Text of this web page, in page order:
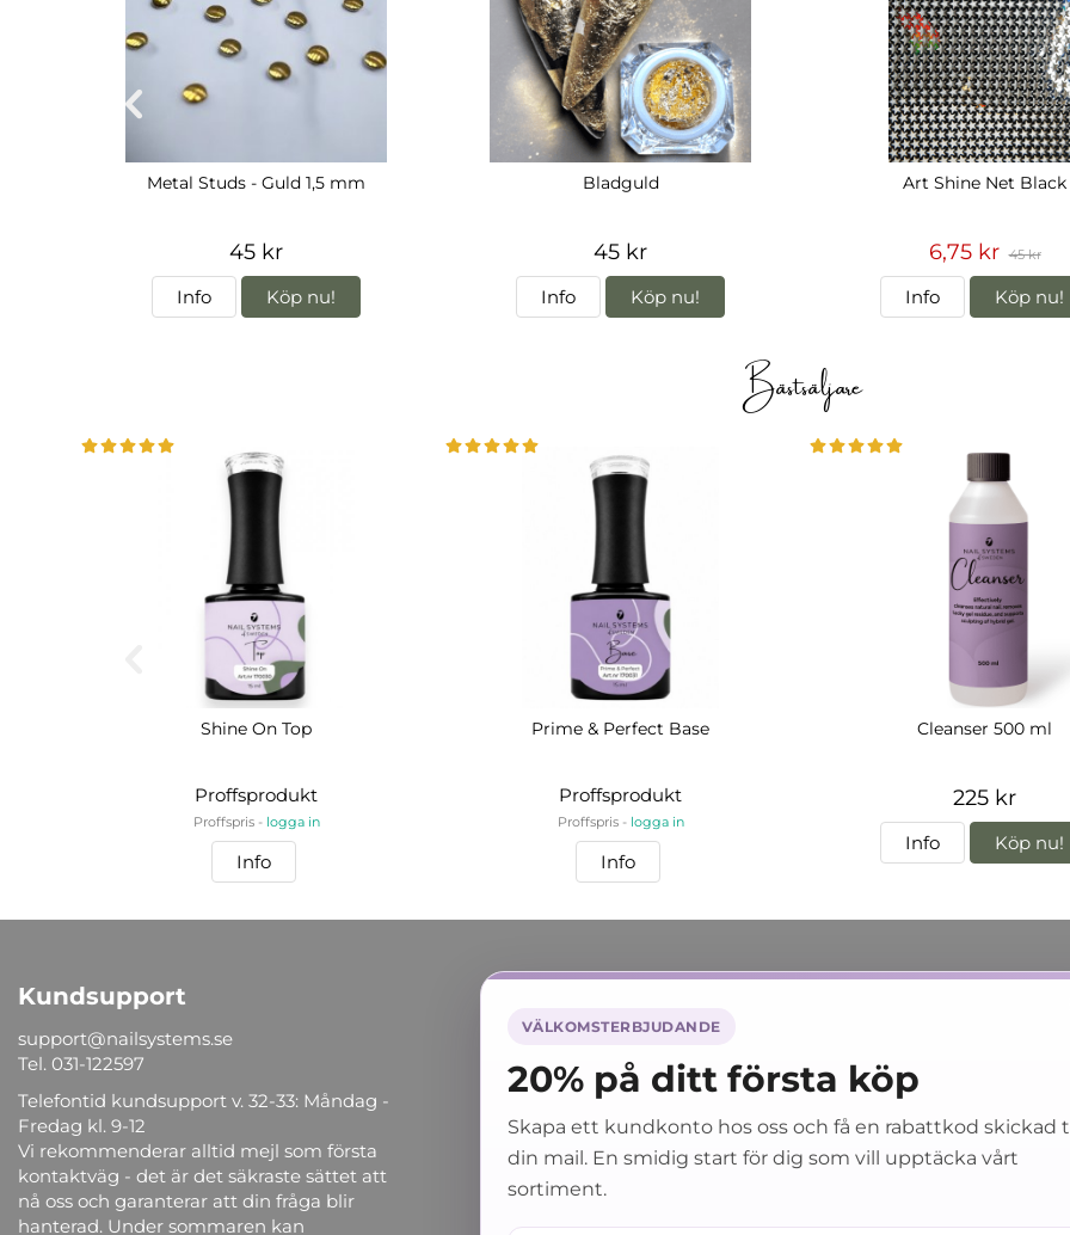
Metal Studs - Guld 1,5 mm
45 kr
Info Köp nu!
Bladguld
45 kr
Info Köp nu!
Art Shine Net Black
6,75 kr 45 kr
Info Köp nu!
Bästsäljare
Shine On Top
Proffsprodukt
Proffspris - logga in
Info
Prime & Perfect Base
Proffsprodukt
Proffspris - logga in
Info
Cleanser 500 ml
225 kr
Info Köp nu!
Kundsupport
support@nailsystems.se
Tel. 031-122597
Telefontid kundsupport v. 32-33: Måndag -
Fredag kl. 9-12
Vi rekommenderar alltid mejl som första
kontaktväg - det är det säkraste sättet att
nå oss och garanterar att din fråga blir
hanterad. Under sommaren kan
Nail Systems 💜
LOGGA IN
Skapa konto
NYHETER
SALONGEN
OM OSS
DISTRIBUTORS
Ångerrätt,
Policy GDPR
Service
VÄLKOMSTERBJUDANDE
20% på ditt första köp
Skapa ett kundkonto hos oss och få en rabattkod skickad
din mail. En smidig start för dig som vill upptäcka vårt
sortiment.